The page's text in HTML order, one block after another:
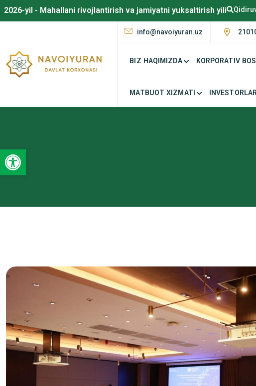
Open toolbar
2026-yil - Mahallani rivojlantirish va jamiyatni yuksaltirish yili
info@navoiyuran.uz
BIZ HAQIMIZDA KORPORATIV
MATBUOT XIZMATI